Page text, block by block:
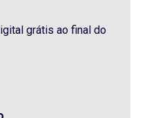
grátis ao final do